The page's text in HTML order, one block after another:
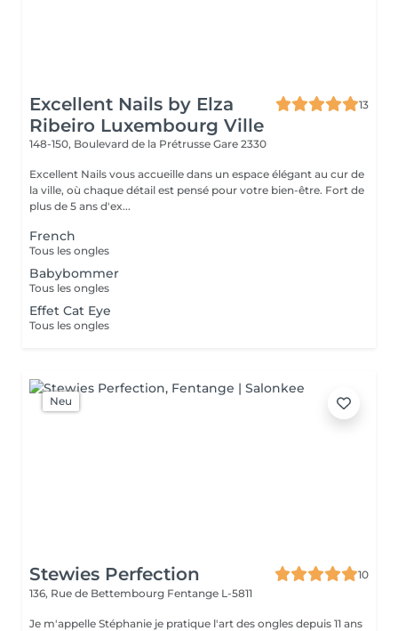
Excellent Nails by Elza
Ribeiro Luxembourg Ville
13
148-150, Boulevard de la Prétrusse Gare 2330
Excellent Nails vous accueille dans un espace élégant au cur de
la ville, où chaque détail est pensé pour votre bien-être. Fort de
plus de 5 ans d'ex...
French
Tous les ongles
Babybommer
Tous les ongles
Effet Cat Eye
Tous les ongles
Neu
Stewies Perfection
10
136, Rue de Bettembourg Fentange L-5811
Je m'appelle Stéphanie je pratique l'art des ongles depuis 11 ans